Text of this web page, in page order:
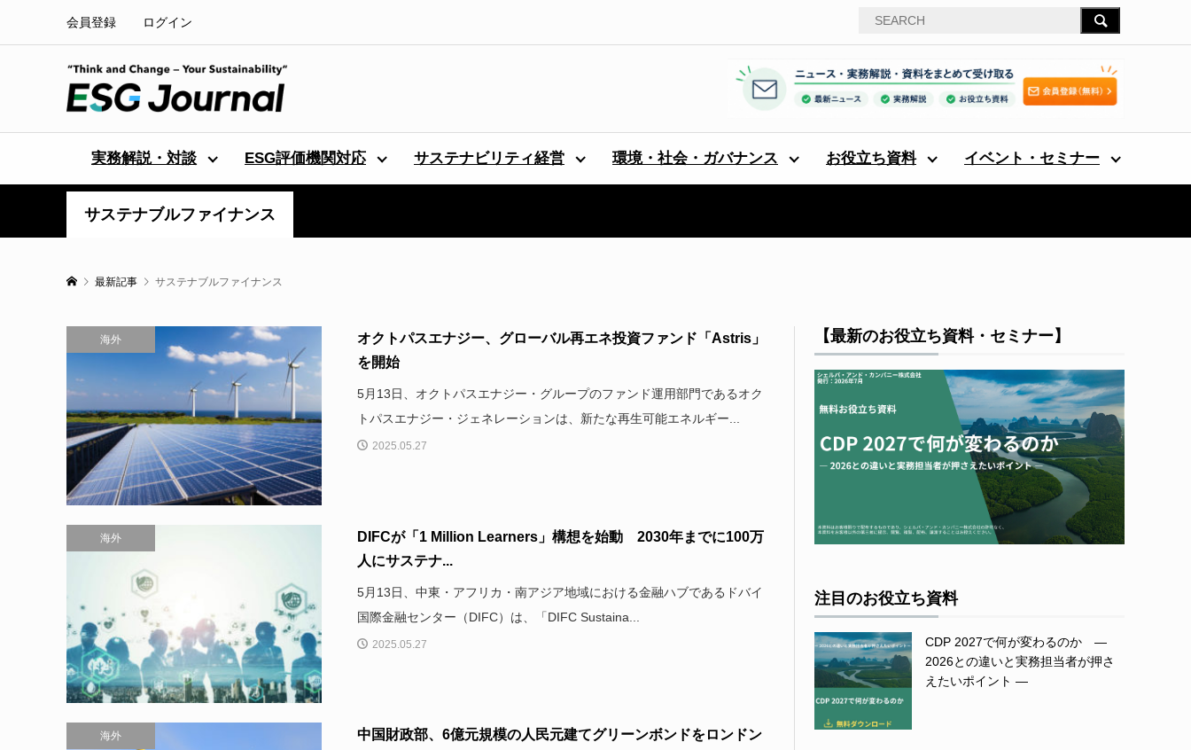
会員登録 ログイン
実務解説・対談 ESG評価機関対応 サステナビリティ経営 環境・社会・ガバナンス お役立ち資料 イベント・セミナー
サステナブルファイナンス
最新記事 サステナブルファイナンス
海外
オクトパスエナジー、グローバル再エネ投資ファンド「Astris」
を開始
5月13日、オクトパスエナジー・グループのファンド運用部門であるオク
トパスエナジー・ジェネレーションは、新たな再生可能エネルギー...
2025.05.27
海外
DIFCが「1 Million Learners」構想を始動 2030年までに100万
人にサステナ...
5月13日、中東・アフリカ・南アジア地域における金融ハブであるドバイ
国際金融センター（DIFC）は、「DIFC Sustaina...
2025.05.27
海外
中国財政部、6億元規模の人民元建てグリーンボンドをロンドン
【最新のお役立ち資料・セミナー】
注目のお役立ち資料
CDP 2027で何が変わるのか ―
2026との違いと実務担当者が押さ
えたいポイント ―